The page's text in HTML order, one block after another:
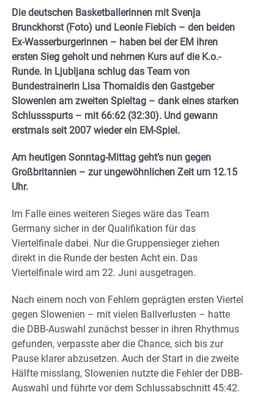
Die deutschen Basketballerinnen mit Svenja
Brunckhorst (Foto) und Leonie Fiebich – den beiden
Ex-Wasserburgerinnen – haben bei der EM ihren
ersten Sieg geholt und nehmen Kurs auf die K.o.-
Runde. In Ljubljana schlug das Team von
Bundestrainerin Lisa Thomaidis den Gastgeber
Slowenien am zweiten Spieltag – dank eines starken
Schlussspurts – mit 66:62 (32:30). Und gewann
erstmals seit 2007 wieder ein EM-Spiel.
Am heutigen Sonntag-Mittag geht’s nun gegen
Großbritannien – zur ungewöhnlichen Zeit um 12.15
Uhr.
Im Falle eines weiteren Sieges wäre das Team
Germany sicher in der Qualifikation für das
Viertelfinale dabei. Nur die Gruppensieger ziehen
direkt in die Runde der besten Acht ein. Das
Viertelfinale wird am 22. Juni ausgetragen.
Nach einem noch von Fehlern geprägten ersten Viertel
gegen Slowenien – mit vielen Ballverlusten – hatte
die DBB-Auswahl zunächst besser in ihren Rhythmus
gefunden, verpasste aber die Chance, sich bis zur
Pause klarer abzusetzen. Auch der Start in die zweite
Hälfte misslang, Slowenien nutzte die Fehler der DBB-
Auswahl und führte vor dem Schlussabschnitt 45:42.